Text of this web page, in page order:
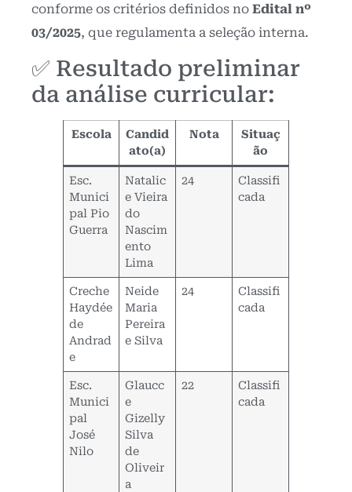
conforme os critérios definidos no Edital nº
03/2025, que regulamenta a seleção interna.
✅ Resultado preliminar
da análise curricular:
Escola
Candid
ato(a)
Nota
Situaç
ão
Esc.
Munici
pal Pio
Guerra
Natalic
e Vieira
do
Nascim
ento
Lima
24
Classifi
cada
Creche
Haydée
de
Andrad
e
Neide
Maria
Pereira
e Silva
24
Classifi
cada
Esc.
Munici
pal
José
Nilo
Glaucc
e
Gizelly
Silva
de
Oliveir
a
22
Classifi
cada